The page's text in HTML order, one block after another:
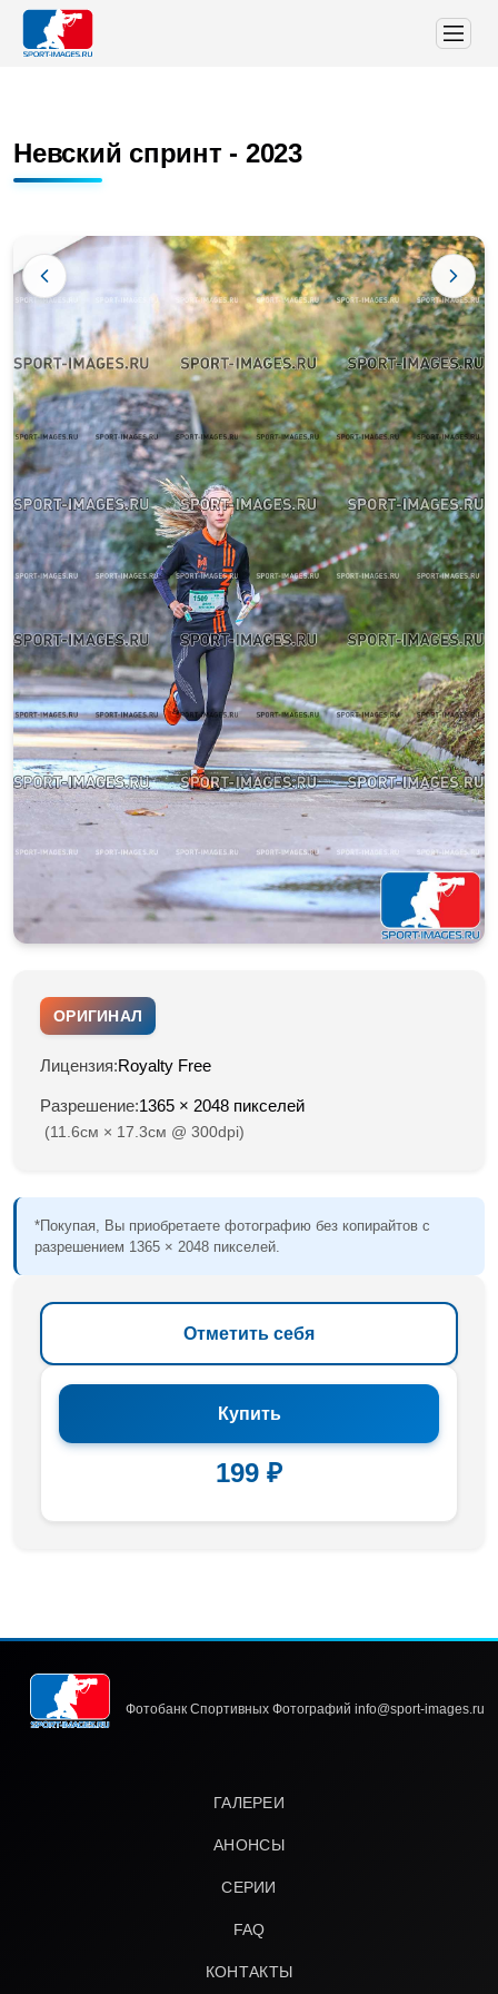
Невский спринт - 2023
ОРИГИНАЛ
Лицензия:Royalty Free
Разрешение:1365 × 2048 пикселей
(11.6см × 17.3см @ 300dpi)
*Покупая, Вы приобретаете фотографию без копирайтов с
разрешением 1365 × 2048 пикселей.
Отметить себя
Купить
199 ₽
Фотобанк Спортивных Фотографий info@sport-images.ru
ГАЛЕРЕИ
АНОНСЫ
СЕРИИ
FAQ
КОНТАКТЫ